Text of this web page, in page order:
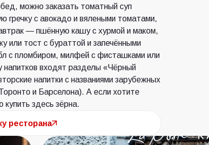
можно заказать томатный суп
гречку с авокадо и вялеными томатами,
— пшённую кашу с хурмой и маком,
или тост с бураттой и запечёнными
с пломбиром, милфей с фисташками или
напитков входят разделы «Чёрный
напитки с названиями зарубежных
и Барселона). А если хотите
здесь зёрна.
ресторана